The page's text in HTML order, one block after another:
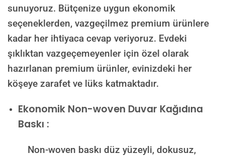
sunuyoruz. Bütçenize uygun ekonomik
seçeneklerden, vazgeçilmez premium ürünlere
kadar her ihtiyaca cevap veriyoruz. Evdeki
şıklıktan vazgeçemeyenler için özel olarak
hazırlanan premium ürünler, evinizdeki her
köşeye zarafet ve lüks katmaktadır.
Ekonomik Non-woven Duvar Kağıdına
Baskı :
Non-woven baskı düz yüzeyli, dokusuz,